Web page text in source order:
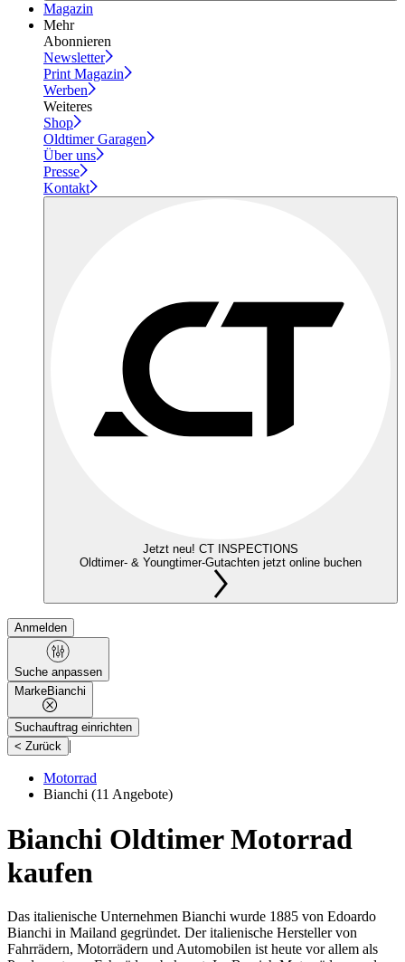
Magazin
Mehr
Abonnieren
Newsletter
Print Magazin
Werben
Weiteres
Shop
Oldtimer Garagen
Über uns
Presse
Kontakt
Jetzt neu! CT INSPECTIONS
Oldtimer- & Youngtimer-Gutachten jetzt online buchen
Anmelden
Suche anpassen
MarkeBianchi
Suchauftrag einrichten
< Zurück |
Motorrad
Bianchi (11 Angebote)
Bianchi Oldtimer Motorrad
kaufen
Das italienische Unternehmen Bianchi wurde 1885 von Edoardo
Bianchi in Mailand gegründet. Der italienische Hersteller von
Fahrrädern, Motorrädern und Automobilen ist heute vor allem als